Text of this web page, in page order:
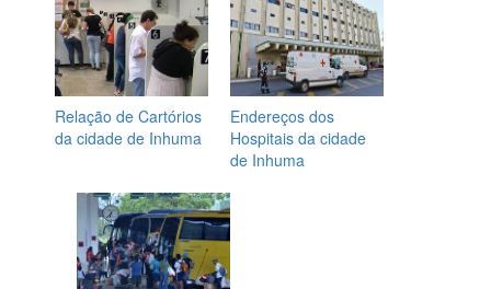
Relação de Cartórios
da cidade de Inhuma
Endereços dos
Hospitais da cidade
de Inhuma